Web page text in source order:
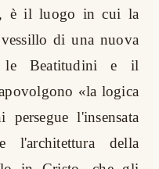
è il luogo in cui la
di una nuova
le Beatitudini e il
«la logica
l'insensata
l'architettura della